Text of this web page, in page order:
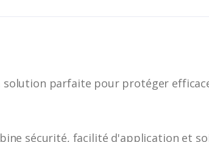
solution parfaite pour protéger
sécurité, facilité d'application et